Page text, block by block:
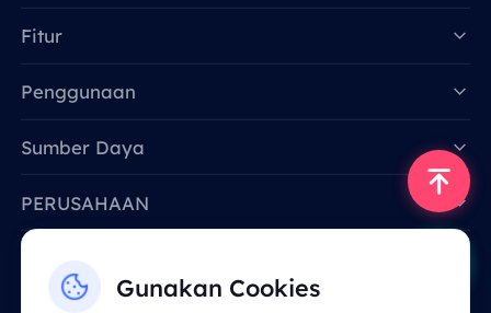
Gunakan Cookies
Fitur
Penggunaan
Sumber Daya
PERUSAHAAN
Email: support@smartproxy.org